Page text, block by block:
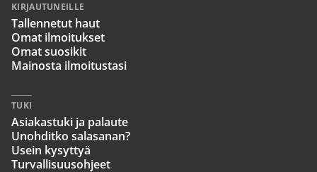
KIRJAUTUNEILLE
Tallennetut haut
Omat ilmoitukset
Omat suosikit
Mainosta ilmoitustasi
TUKI
Asiakastuki ja palaute
Unohditko salasanan?
Usein kysyttyä
Turvallisuusohjeet